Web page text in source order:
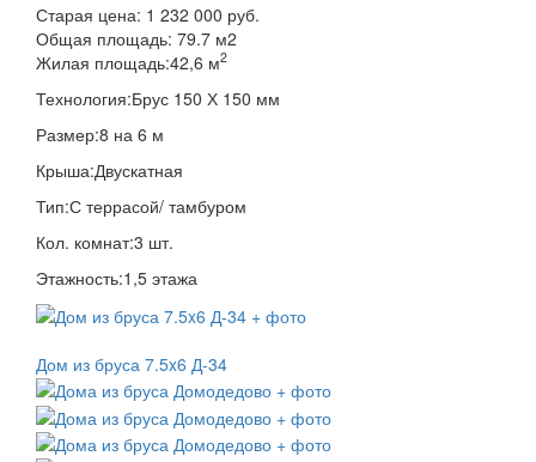
Старая цена: 1 232 000 руб.
Общая площадь: 79.7 м2
Жилая площадь:42,6 м2
Технология:Брус 150 Х 150 мм
Размер:8 на 6 м
Крыша:Двускатная
Тип:С террасой/ тамбуром
Кол. комнат:3 шт.
Этажность:1,5 этажа
Дом из бруса 7.5x6 Д-34